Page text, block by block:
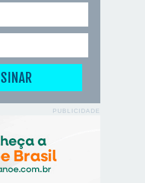
PUBLICIDADE